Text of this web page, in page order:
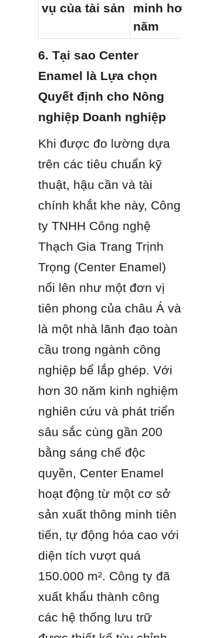
vụ của tài sản
minh hơn 30
năm
6. Tại sao Center
Enamel là Lựa chọn
Quyết định cho Nông
nghiệp Doanh nghiệp
Khi được đo lường dựa
trên các tiêu chuẩn kỹ
thuật, hậu cần và tài
chính khắt khe này, Công
ty TNHH Công nghệ
Thạch Gia Trang Trịnh
Trọng (Center Enamel)
nổi lên như một đơn vị
tiên phong của châu Á và
là một nhà lãnh đạo toàn
cầu trong ngành công
nghiệp bể lắp ghép. Với
hơn 30 năm kinh nghiệm
nghiên cứu và phát triển
sâu sắc cùng gần 200
bằng sáng chế độc
quyền, Center Enamel
hoạt động từ một cơ sở
sản xuất thông minh tiên
tiến, tự động hóa cao với
diện tích vượt quá
150.000 m². Công ty đã
xuất khẩu thành công
các hệ thống lưu trữ